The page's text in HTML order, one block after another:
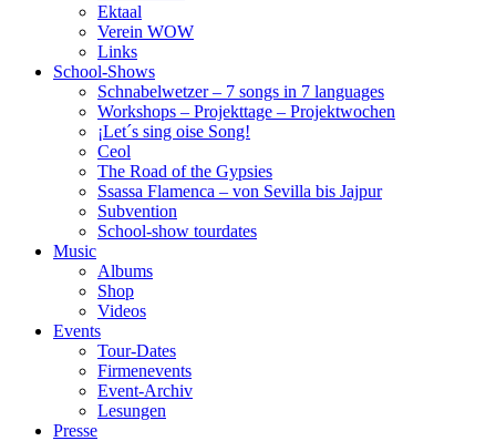
Ektaal
Verein WOW
Links
School-Shows
Schnabelwetzer – 7 songs in 7 languages
Workshops – Projekttage – Projektwochen
¡Let´s sing oise Song!
Ceol
The Road of the Gypsies
Ssassa Flamenca – von Sevilla bis Jajpur
Subvention
School-show tourdates
Music
Albums
Shop
Videos
Events
Tour-Dates
Firmenevents
Event-Archiv
Lesungen
Presse